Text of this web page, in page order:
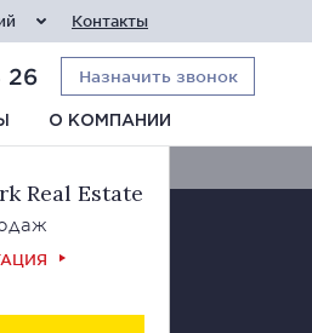
Контакты
26 Назначить звонок
О КОМПАНИИ
Real Estate